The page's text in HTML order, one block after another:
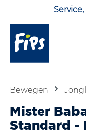
Zum Hauptinhalt
Bewegen
Mister
Standard -